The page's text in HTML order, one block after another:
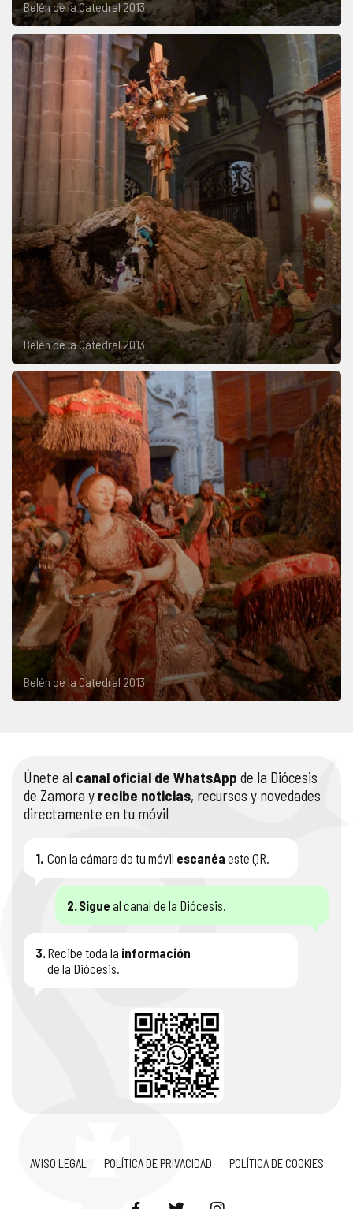
Belén de la Catedral 2013
Belén de la Catedral 2013
Belén de la Catedral 2013
Únete al canal oficial de WhatsApp de la Diócesis
de Zamora y recibe noticias, recursos y novedades
directamente en tu móvil
1. Con la cámara de tu móvil escanéa este QR.
2.Sigue al canal de la Diócesis.
3.Recibe toda la información
de la Diócesis.
AVISO LEGAL POLÍTICA DE PRIVACIDAD POLÍTICA DE COOKIES